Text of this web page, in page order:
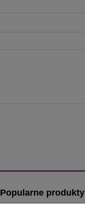
Popularne produkty